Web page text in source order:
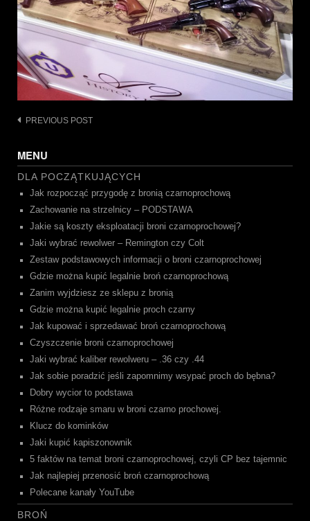
Post
PREVIOUS POST
MENU
DLA POCZĄTKUJĄCYCH
Jak rozpocząć przygodę z bronią czarnoprochową
Zachowanie na strzelnicy – PODSTAWA
Jakie są koszty eksploatacji broni czarnoprochowej?
Jaki wybrać rewolwer – Remington czy Colt
Zestaw podstawowych informacji o broni czarnoprochowej
Gdzie można kupić legalnie broń czarnoprochową
Zanim wyjdziesz ze sklepu z bronią
Gdzie można kupić legalnie proch czarny
Jak kupować i sprzedawać broń czarnoprochową
Czyszczenie broni czarnoprochowej
Jaki wybrać kaliber rewolweru – .36 czy .44
Jak sobie poradzić jeśli zapomnimy wsypać proch do bębna?
Dobry wycior to podstawa
Różne rodzaje smaru w broni czarno prochowej.
Klucz do kominków
Jaki kupić kapiszonownik
5 faktów na temat broni czarnoprochowej, czyli CP bez tajemnic
Jak najlepiej przenosić broń czarnoprochową
Polecane kanały YouTube
BROŃ